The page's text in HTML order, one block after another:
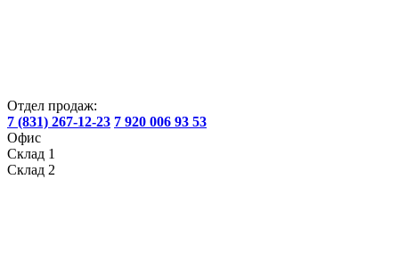
Отдел продаж:
7 (831) 267-12-23 7 920 006 93 53
Офис
Склад 1
Склад 2